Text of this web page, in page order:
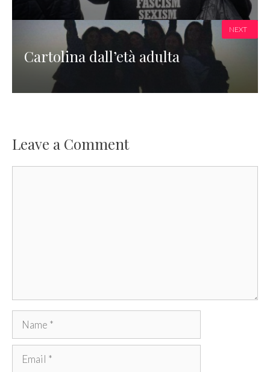
Cartolina dall’età adulta
NEXT
Leave a Comment
Name
Email